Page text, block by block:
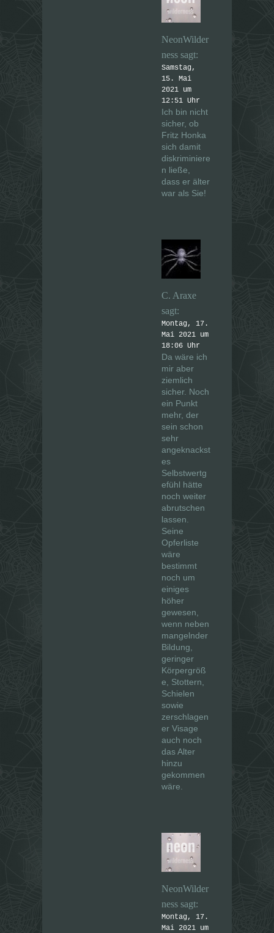
NeonWilder
ness sagt:
Samstag,
15. Mai
2021 um
12:51 Uhr
Ich bin nicht
sicher, ob
Fritz Honka
sich damit
diskriminiere
n ließe,
dass er älter
war als Sie!
C. Araxe
sagt:
Montag, 17.
Mai 2021 um
18:06 Uhr
Da wäre ich
mir aber
ziemlich
sicher. Noch
ein Punkt
mehr, der
sein schon
sehr
angeknackst
es
Selbstwertg
efühl hätte
noch weiter
abrutschen
lassen.
Seine
Opferliste
wäre
bestimmt
noch um
einiges
höher
gewesen,
wenn neben
mangelnder
Bildung,
geringer
Körpergröß
e, Stottern,
Schielen
sowie
zerschlagen
er Visage
auch noch
das Alter
hinzu
gekommen
wäre.
NeonWilder
ness sagt:
Montag, 17.
Mai 2021 um